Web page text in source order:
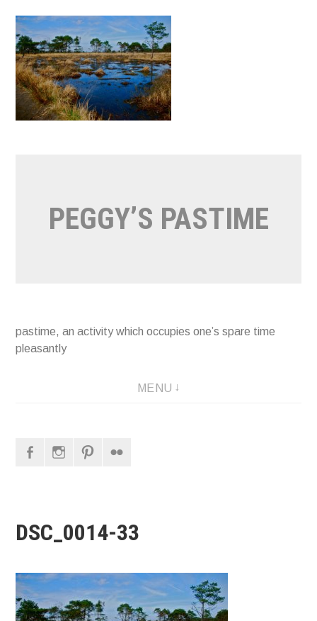
Naar
de
inhoud
springen
PEGGY’S PASTIME
pastime, an activity which occupies one’s spare time
pleasantly
MENU
FacebookInstagram
DSC_0014-33